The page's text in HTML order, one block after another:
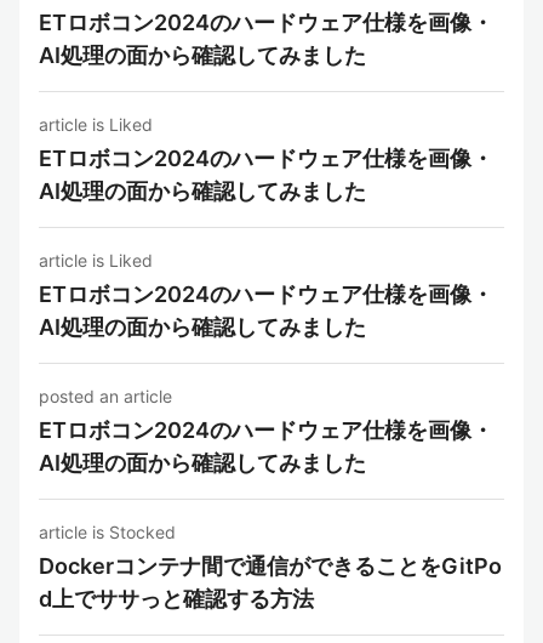
ETロボコン2024のハードウェア仕様を画像・
AI処理の面から確認してみました
article is Liked
ETロボコン2024のハードウェア仕様を画像・
AI処理の面から確認してみました
article is Liked
ETロボコン2024のハードウェア仕様を画像・
AI処理の面から確認してみました
posted an article
ETロボコン2024のハードウェア仕様を画像・
AI処理の面から確認してみました
article is Stocked
Dockerコンテナ間で通信ができることをGitPo
d上でササっと確認する方法